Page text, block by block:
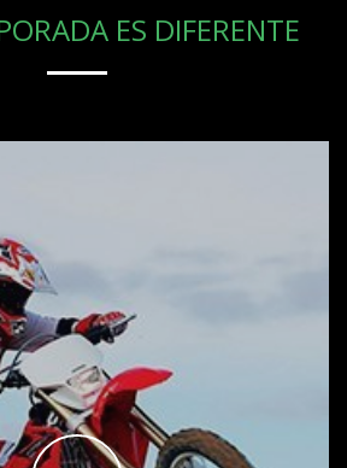
ES DIFERENTE